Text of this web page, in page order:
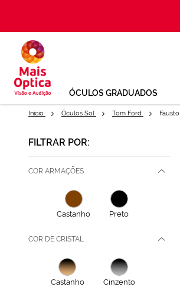
ÓCULOS GRADUADOS
Início Óculos Sol Tom Ford Fausto
FILTRAR POR:
COR ARMAÇÕES
Castanho Preto
COR DE CRISTAL
Castanho Cinzento